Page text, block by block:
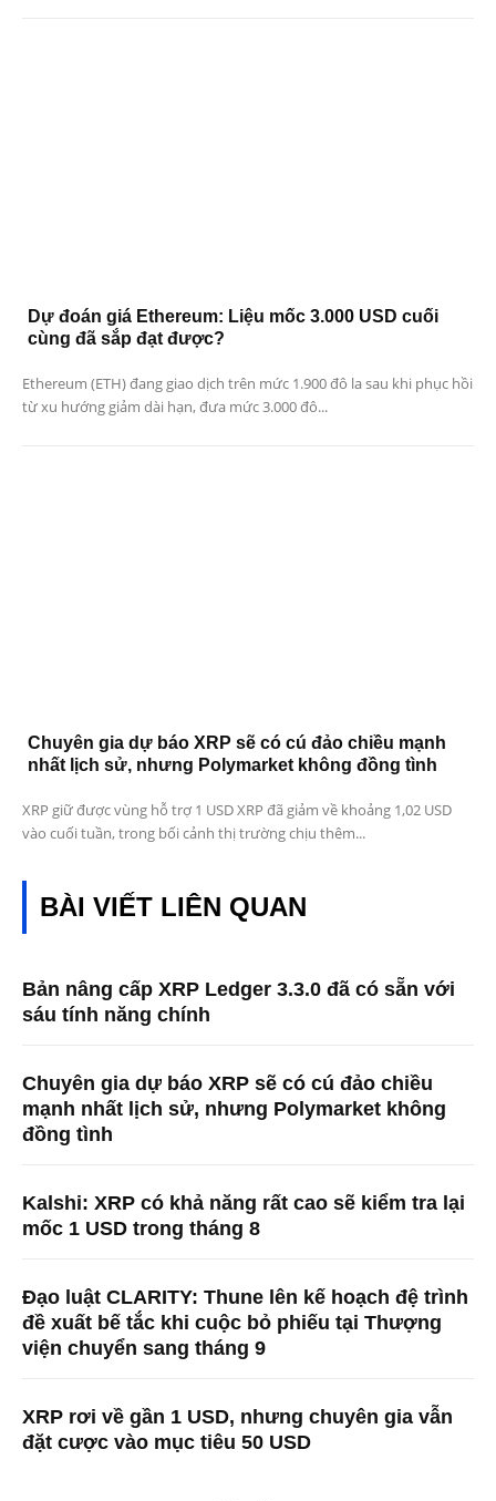
Dự đoán giá Ethereum: Liệu mốc 3.000 USD cuối
cùng đã sắp đạt được?
Ethereum (ETH) đang giao dịch trên mức 1.900 đô la sau khi phục hồi
từ xu hướng giảm dài hạn, đưa mức 3.000 đô...
Chuyên gia dự báo XRP sẽ có cú đảo chiều mạnh
nhất lịch sử, nhưng Polymarket không đồng tình
XRP giữ được vùng hỗ trợ 1 USD XRP đã giảm về khoảng 1,02 USD
vào cuối tuần, trong bối cảnh thị trường chịu thêm...
BÀI VIẾT LIÊN QUAN
Bản nâng cấp XRP Ledger 3.3.0 đã có sẵn với
sáu tính năng chính
Chuyên gia dự báo XRP sẽ có cú đảo chiều
mạnh nhất lịch sử, nhưng Polymarket không
đồng tình
Kalshi: XRP có khả năng rất cao sẽ kiểm tra lại
mốc 1 USD trong tháng 8
Đạo luật CLARITY: Thune lên kế hoạch đệ trình
đề xuất bế tắc khi cuộc bỏ phiếu tại Thượng
viện chuyển sang tháng 9
XRP rơi về gần 1 USD, nhưng chuyên gia vẫn
đặt cược vào mục tiêu 50 USD